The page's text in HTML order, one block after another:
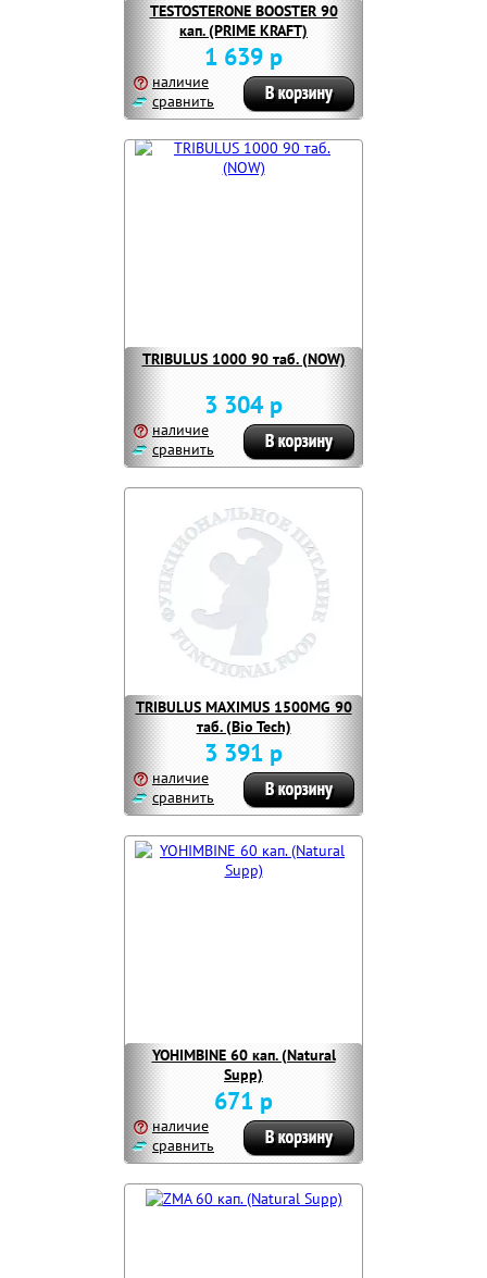
TESTOSTERONE BOOSTER 90
кап. (PRIME KRAFT)
1 639 р
наличие
сравнить
TRIBULUS 1000 90 таб. (NOW)
3 304 р
наличие
сравнить
TRIBULUS MAXIMUS 1500MG 90
таб. (Bio Tech)
3 391 р
наличие
сравнить
YOHIMBINE 60 кап. (Natural
Supp)
671 р
наличие
сравнить